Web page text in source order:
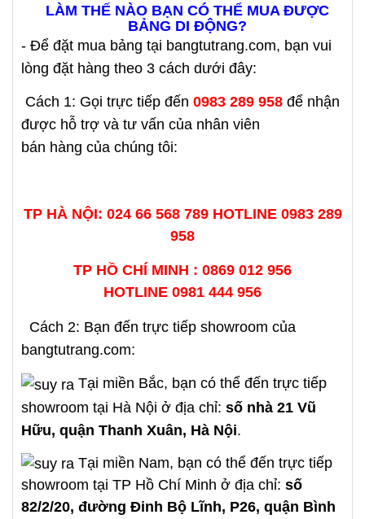
LÀM THẾ NÀO BẠN CÓ THỂ MUA ĐƯỢC
BẢNG DI ĐỘNG?
- Để đặt mua bảng tại bangtutrang.com, bạn vui
lòng đặt hàng theo 3 cách dưới đây:
Cách 1: Gọi trực tiếp đến 0983 289 958 để nhận
được hỗ trợ và tư vấn của nhân viên
bán hàng của chúng tôi:
TP HÀ NỘI: 024 66 568 789 HOTLINE 0983 289
958
TP HỒ CHÍ MINH : 0869 012 956
HOTLINE 0981 444 956
Cách 2: Bạn đến trực tiếp showroom của
bangtutrang.com:
Tại miền Bắc, bạn có thể đến trực tiếp
showroom tại Hà Nội ở địa chỉ: số nhà 21 Vũ
Hữu, quận Thanh Xuân, Hà Nội.
Tại miền Nam, bạn có thể đến trực tiếp
showroom tại TP Hồ Chí Minh ở địa chỉ: số
82/2/20, đường Đinh Bộ Lĩnh, P26, quận Bình